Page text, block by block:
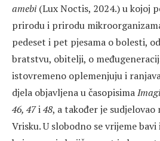
amebi(Lux Noctis, 2024.) u kojoj
prirodu i prirodu
pedeset i pet pjesama o bolesti,
bratstvu, obitelji, o
istovremeno oplemenjuju i
djela objavljena u časopisima
46, 47i48, a također je
Vrisku. U slobodno se vrijeme